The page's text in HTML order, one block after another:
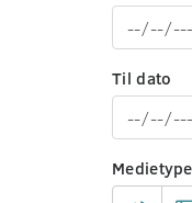
Til dato
Medietype